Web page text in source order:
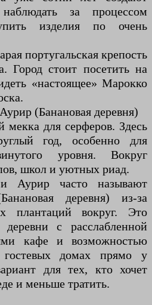
за процессом
изделия по очень
португальская крепость
Город стоит посетить на
«настоящее» Марокко
(Банановая деревня)
для серферов. Здесь
год, особенно для
уровня. Вокруг
школ и уютных риад.
Аурир часто называют
деревня) из-за
плантаций вокруг. Это
с расслабленной
кафе и возможностью
домах прямо у
для тех, кто хочет
и меньше тратить.